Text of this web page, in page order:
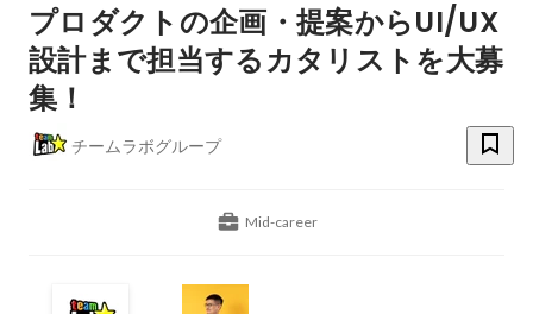
プロダクトの企画・提案からUI/UX
設計まで担当するカタリストを大募
集！
チームラボグループ
Mid-career